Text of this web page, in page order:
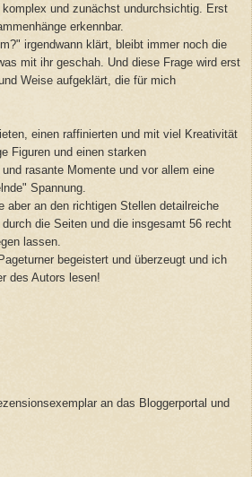
und zunächst undurchsichtig. Erst
hänge erkennbar.
irgendwann klärt, bleibt immer noch die
mit i hr geschah. Und diese Frage wird erst
Weise aufgeklärt, die für mich
einen raffinierten und mit viel Kreativität
Figuren und einen starken
rasante Momente und vor allem eine
Spannung.
aber an den richtigen Stellen detailreiche
die Seiten und die insgesamt 56 recht
lassen.
begeistert und überzeugt und ich
des Autors lesen!
an das Bloggerportal und